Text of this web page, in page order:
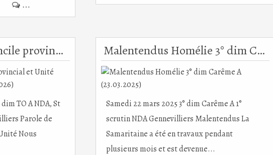
 …
Parole de Dieu, Concile provincial et Unité Homélie 3° dim TO A (25.01.2026)
TO A NDA, St
Parole de
Nous
Malentendus Homélie 3° dim Carême A (23.03.2025)
Samedi 22 mars 2025 3° dim Carême A 1°
scrutin NDA Gennevilliers Malentendus La
Samaritaine a été en travaux pendant
plusieurs mois et est devenue...